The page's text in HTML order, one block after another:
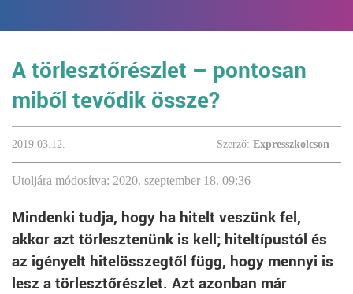
A törlesztőrészlet – pontosan
miből tevődik össze?
2019.03.12. Szerző: Expresszkolcson
Utoljára módosítva: 2020. szeptember 18. 09:36
Mindenki tudja, hogy ha hitelt veszünk fel,
akkor azt törlesztenünk is kell; hiteltípustól és
az igényelt hitelösszegtől függ, hogy mennyi is
lesz a törlesztőrészlet. Azt azonban már